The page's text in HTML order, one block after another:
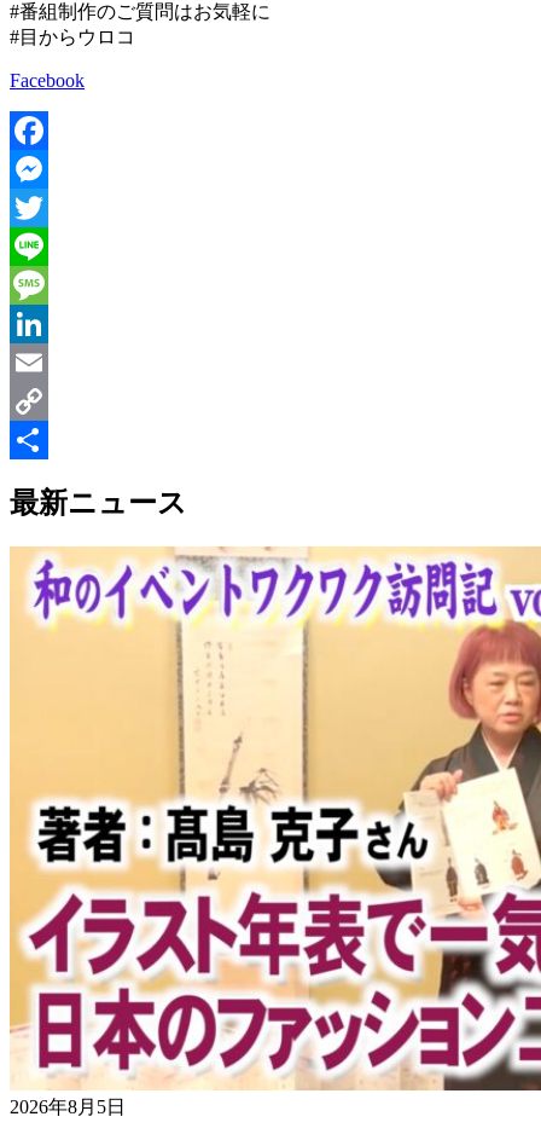
#番組制作のご質問はお気軽に
#目からウロコ
Facebook
最新ニュース
2026年8月5日